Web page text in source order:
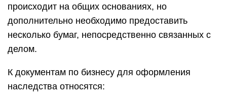
происходит на общих основаниях, но
дополнительно необходимо предоставить
несколько бумаг, непосредственно связанных с
делом.
К документам по бизнесу для оформления
наследства относятся: